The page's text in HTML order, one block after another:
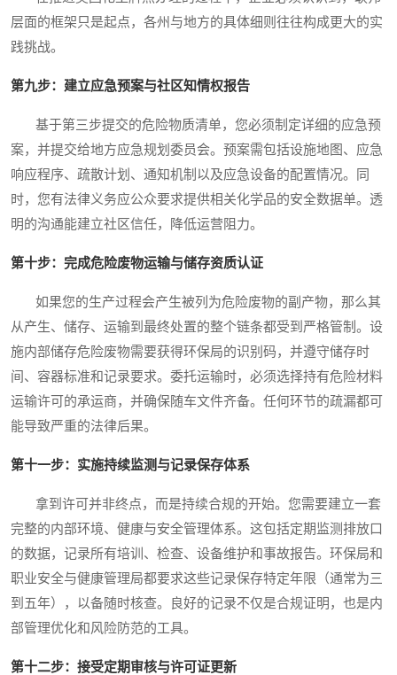
层面的框架只是起点，各州与地方的具体细则往往构成更大的实
践挑战。
第九步：建立应急预案与社区知情权报告
基于第三步提交的危险物质清单，您必须制定详细的应急预
案，并提交给地方应急规划委员会。预案需包括设施地图、应急
响应程序、疏散计划、通知机制以及应急设备的配置情况。同
时，您有法律义务应公众要求提供相关化学品的安全数据单。透
明的沟通能建立社区信任，降低运营阻力。
第十步：完成危险废物运输与储存资质认证
如果您的生产过程会产生被列为危险废物的副产物，那么其
从产生、储存、运输到最终处置的整个链条都受到严格管制。设
施内部储存危险废物需要获得环保局的识别码，并遵守储存时
间、容器标准和记录要求。委托运输时，必须选择持有危险材料
运输许可的承运商，并确保随车文件齐备。任何环节的疏漏都可
能导致严重的法律后果。
第十一步：实施持续监测与记录保存体系
拿到许可并非终点，而是持续合规的开始。您需要建立一套
完整的内部环境、健康与安全管理体系。这包括定期监测排放口
的数据，记录所有培训、检查、设备维护和事故报告。环保局和
职业安全与健康管理局都要求这些记录保存特定年限（通常为三
到五年），以备随时核查。良好的记录不仅是合规证明，也是内
部管理优化和风险防范的工具。
第十二步：接受定期审核与许可证更新